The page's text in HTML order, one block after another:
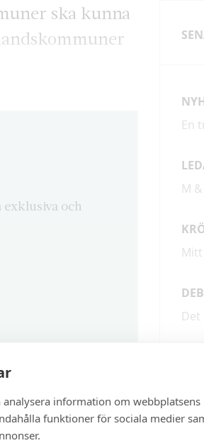
information om webbplatsens
funktioner för sociala medier
ska kunna
exklusiva och